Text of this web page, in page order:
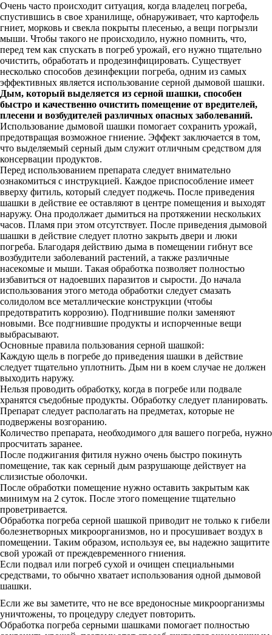
Очень часто происходит ситуация, когда владелец погреба,
спустившись в свое хранилище, обнаруживает, что картофель
гниет, морковь и свекла покрыты плесенью, а вещи погрызли
мыши. Чтобы такого не происходило, нужно помнить, что,
перед тем как спускать в погреб урожай, его нужно тщательно
очистить, обработать и продезинфицировать. Существует
несколько способов дезинфекции погреба, одним из самых
эффективных является использование серной дымовой шашки.
Дым, который выделяется из серной шашки, способен
быстро и качественно очистить помещение от вредителей,
плесени и возбудителей различных опасных заболеваний.
Использование дымовой шашки помогает сохранить урожай,
предотвращая возможное гниение. Эффект заключается в том,
что выделяемый серный дым служит отличным средством для
консервации продуктов.
Перед использованием препарата следует внимательно
ознакомиться с инструкцией. Каждое приспособление имеет
вверху фитиль, который следует поджечь. После приведения
шашки в действие ее оставляют в центре помещения и выходят
наружу. Она продолжает дымиться на протяжении нескольких
часов. Пламя при этом отсутствует. После приведения дымовой
шашки в действие следует плотно закрыть двери и люки
погреба. Благодаря действию дыма в помещении гибнут все
возбудители заболеваний растений, а также различные
насекомые и мыши. Такая обработка позволяет полностью
избавиться от надоевших паразитов и сырости. До начала
использования этого метода обработки следует смазать
солидолом все металлические конструкции (чтобы
предотвратить коррозию). Подгнившие полки заменяют
новыми. Все подгнившие продукты и испорченные вещи
выбрасывают.
Основные правила пользования серной шашкой:
Каждую щель в погребе до приведения шашки в действие
следует тщательно уплотнить. Дым ни в коем случае не должен
выходить наружу.
Нельзя проводить обработку, когда в погребе или подвале
хранятся съедобные продукты. Обработку следует планировать.
Препарат следует располагать на предметах, которые не
подвержены возгоранию.
Количество препарата, необходимого для вашего погреба, нужно
просчитать заранее.
После поджигания фитиля нужно очень быстро покинуть
помещение, так как серный дым разрушающе действует на
слизистые оболочки.
После обработки помещение нужно оставить закрытым как
минимум на 2 суток. После этого помещение тщательно
проветривается.
Обработка погреба серной шашкой приводит не только к гибели
болезнетворных микроорганизмов, но и просушивает воздух в
помещении. Таким образом, используя ее, вы надежно защитите
свой урожай от преждевременного гниения.
Если подвал или погреб сухой и очищен специальными
средствами, то обычно хватает использования одной дымовой
шашки.
Если же вы заметите, что не все вредоносные микроорганизмы
уничтожены, то процедуру следует повторить.
Обработка погреба серными шашками помогает полностью